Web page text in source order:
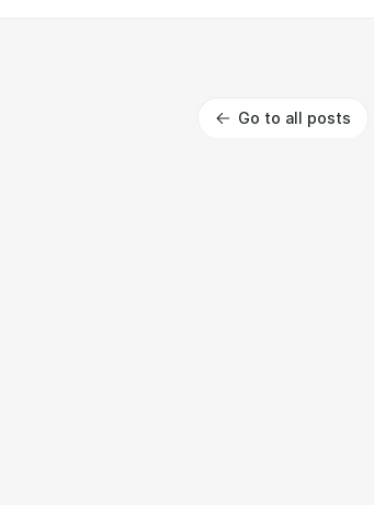
Go to all posts